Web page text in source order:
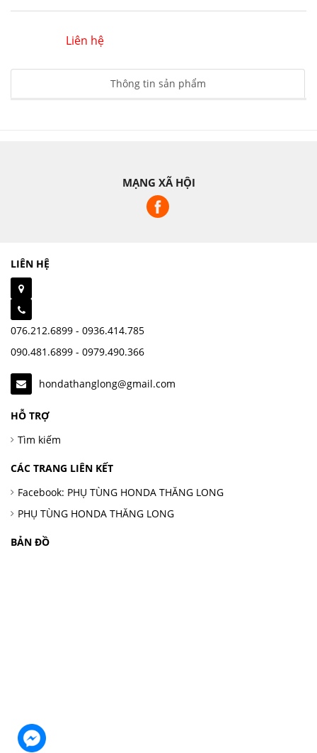
Liên hệ
Thông tin sản phẩm
MẠNG XÃ HỘI
LIÊN HỆ
076.212.6899 - 0936.414.785
090.481.6899 - 0979.490.366
hondathanglong@gmail.com
HỖ TRỢ
Tìm kiếm
CÁC TRANG LIÊN KẾT
Facebook: PHỤ TÙNG HONDA THĂNG LONG
PHỤ TÙNG HONDA THĂNG LONG
BẢN ĐỒ